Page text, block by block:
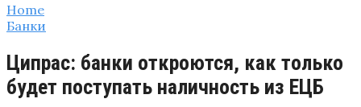
Home
Банки
Ципрас: банки откроются, как только
будет поступать наличность из ЕЦБ